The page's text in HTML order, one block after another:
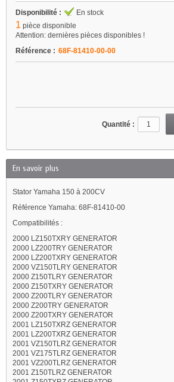
Disponibilité : En stock
1 pièce disponible
Attention: dernières pièces disponibles !
Référence : 68F-81410-00-00
Quantité :
En savoir plus
Stator Yamaha 150 à 200CV
Référence Yamaha: 68F-81410-00
Compatibilités :
2000 LZ150TXRY GENERATOR
2000 LZ200TRY GENERATOR
2000 LZ200TXRY GENERATOR
2000 VZ150TLRY GENERATOR
2000 Z150TLRY GENERATOR
2000 Z150TXRY GENERATOR
2000 Z200TLRY GENERATOR
2000 Z200TRY GENERATOR
2000 Z200TXRY GENERATOR
2001 LZ150TXRZ GENERATOR
2001 LZ200TXRZ GENERATOR
2001 VZ150TLRZ GENERATOR
2001 VZ175TLRZ GENERATOR
2001 VZ200TLRZ GENERATOR
2001 Z150TLRZ GENERATOR